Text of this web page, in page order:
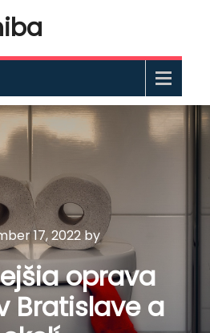
17, 2022by
oprava
Bratislave a